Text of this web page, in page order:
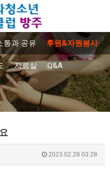
통과 공유 후원&자원봉사
자료실 Q&A
2023.02.28 03:28